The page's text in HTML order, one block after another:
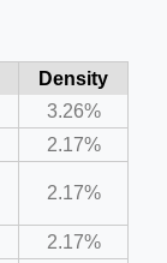
Density
3.26%
2.17%
2.17%
2.17%